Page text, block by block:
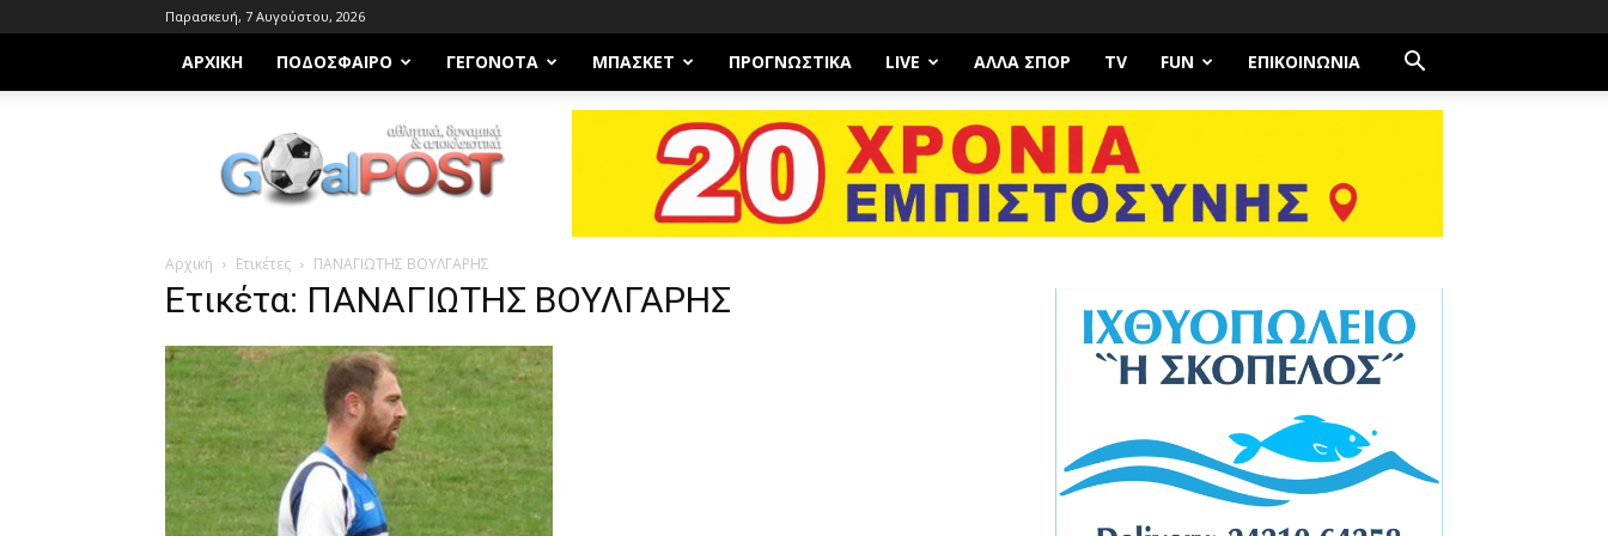
Παρασκευή, 7 Αυγούστου, 2026
ΑΡΧΙΚΗ ΠΟΔΌΣΦΑΙΡΟ ΓΕΓΟΝΌΤΑ ΜΠΆΣΚΕΤ ΠΡΟΓΝΩΣΤΙΚΑ LIVE ΆΛΛΑ ΣΠΟΡ TV FUN ΕΠΙΚΟΙΝΩΝΊΑ
Goalpost.gr
Αρχική Ετικέτες ΠΑΝΑΓΙΩΤΗΣ ΒΟΥΛΓΑΡΗΣ
Ετικέτα: ΠΑΝΑΓΙΩΤΗΣ ΒΟΥΛΓΑΡΗΣ